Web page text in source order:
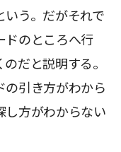
いう。だがそれで
ドのところへ行
だと説明する。
の引き方がわから
し方がわからない